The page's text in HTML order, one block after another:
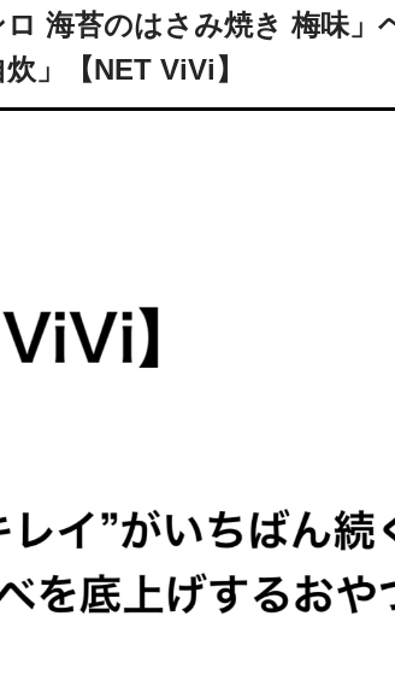
海苔のはさみ焼き 梅味」
」【NET ViVi】